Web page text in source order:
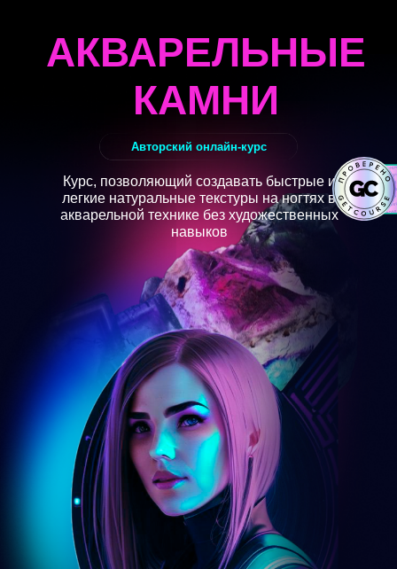
АКВАРЕЛЬНЫЕ
КАМНИ
Курс, позволяющий создавать быстрые и
легкие натуральные текстуры на ногтях в
акварельной технике без художественных
навыков
Авторский онлайн-курс